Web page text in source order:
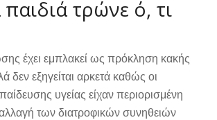
παιδιά τρώνε ό, τι
έχει εμπλακεί ως πρόκληση κακής
δεν εξηγείται αρκετά καθώς οι
υγείας είχαν περιορισμένη
των διατροφικών συνηθειών